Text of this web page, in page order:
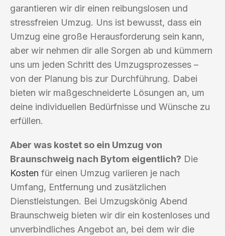
garantieren wir dir einen reibungslosen und
stressfreien Umzug. Uns ist bewusst, dass ein
Umzug eine große Herausforderung sein kann,
aber wir nehmen dir alle Sorgen ab und kümmern
uns um jeden Schritt des Umzugsprozesses –
von der Planung bis zur Durchführung. Dabei
bieten wir maßgeschneiderte Lösungen an, um
deine individuellen Bedürfnisse und Wünsche zu
erfüllen.
Aber was kostet so ein Umzug von
Braunschweig nach Bytom eigentlich? Die
Kosten für einen Umzug variieren je nach
Umfang, Entfernung und zusätzlichen
Dienstleistungen. Bei Umzugskönig Abend
Braunschweig bieten wir dir ein kostenloses und
unverbindliches Angebot an, bei dem wir die